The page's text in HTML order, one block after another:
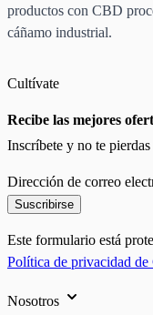
productos con CBD
cáñamo industrial.
Cultívate
Recibe las mejores
Inscríbete y no te pierdas
Dirección de correo
Suscribirse
Este formulario está
Política de privacidad de
Nosotros